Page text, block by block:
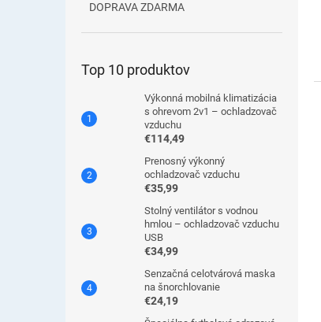
DOPRAVA ZDARMA
Top 10 produktov
Výkonná mobilná klimatizácia
s ohrevom 2v1 – ochladzovač
vzduchu
€114,49
Prenosný výkonný
ochladzovač vzduchu
€35,99
Stolný ventilátor s vodnou
hmlou – ochladzovač vzduchu
USB
€34,99
Senzačná celotvárová maska
na šnorchlovanie
€24,19